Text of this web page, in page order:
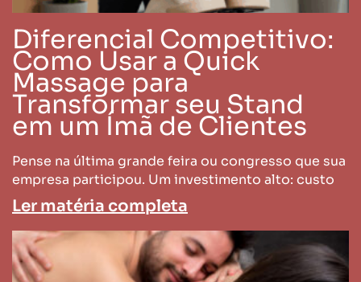
Diferencial Competitivo:
Como Usar a Quick
Massage para
Transformar seu Stand
em um Ímã de Clientes
Pense na última grande feira ou congresso que sua
empresa participou. Um investimento alto: custo
Ler matéria completa